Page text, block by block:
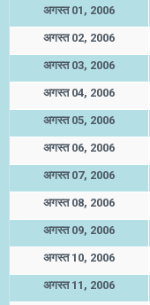
अगस्त 01, 2006
अगस्त 02, 2006
अगस्त 03, 2006
अगस्त 04, 2006
अगस्त 05, 2006
अगस्त 06, 2006
अगस्त 07, 2006
अगस्त 08, 2006
अगस्त 09, 2006
अगस्त 10, 2006
अगस्त 11, 2006